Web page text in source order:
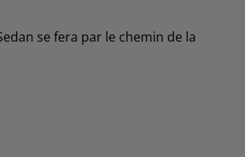
se fera par le chemin de la